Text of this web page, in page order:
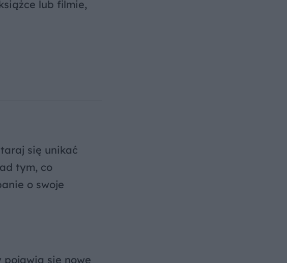
lub filmie,
się unikać
tym, co
o swoje
pojawią się nowe